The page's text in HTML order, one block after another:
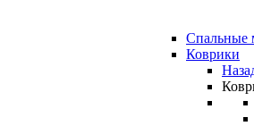
Спальные
Коврики